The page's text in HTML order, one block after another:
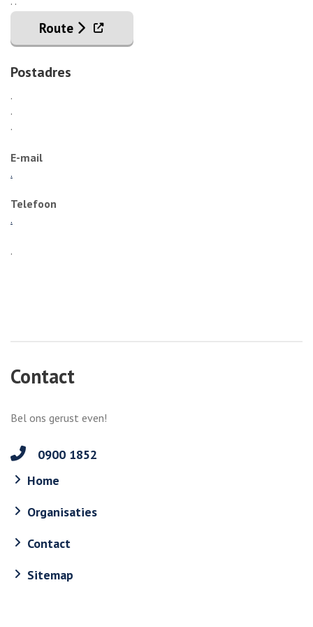
Route . Externe link
Postadres
.
.
.
E-mail
.
Telefoon
.
.
Contact
Bel ons gerust even!
0900 1852
Home
Organisaties
Contact
Sitemap